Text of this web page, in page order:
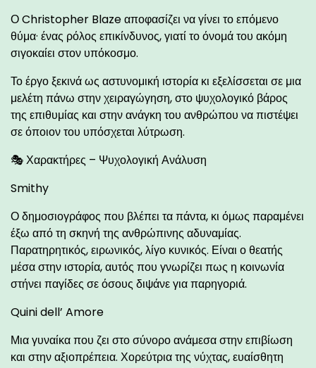
Ο Christopher Blaze αποφασίζει να γίνει το επόμενο
θύμα· ένας ρόλος επικίνδυνος, γιατί το όνομά του ακόμη
σιγοκαίει στον υπόκοσμο.
Το έργο ξεκινά ως αστυνομική ιστορία κι εξελίσσεται σε μια
μελέτη πάνω στην χειραγώγηση, στο ψυχολογικό βάρος
της επιθυμίας και στην ανάγκη του ανθρώπου να πιστέψει
σε όποιον του υπόσχεται λύτρωση.
🎭 Χαρακτήρες – Ψυχολογική Ανάλυση
Smithy
Ο δημοσιογράφος που βλέπει τα πάντα, κι όμως παραμένει
έξω από τη σκηνή της ανθρώπινης αδυναμίας.
Παρατηρητικός, ειρωνικός, λίγο κυνικός. Είναι ο θεατής
μέσα στην ιστορία, αυτός που γνωρίζει πως η κοινωνία
στήνει παγίδες σε όσους διψάνε για παρηγοριά.
Quini dell’ Amore
Μια γυναίκα που ζει στο σύνορο ανάμεσα στην επιβίωση
και στην αξιοπρέπεια. Χορεύτρια της νύχτας, ευαίσθητη